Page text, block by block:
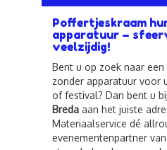
Poffertjeskraam
apparatuur –
veelzijdig!
Bent u op zoek naar
zonder apparatuur voor
of festival? Dan bent u bij
Breda aan het juiste
Materiaalservice dé
evenementenpartner